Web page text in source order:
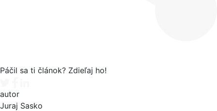
Páčil sa ti článok? Zdieľaj ho!
autor
Juraj Sasko